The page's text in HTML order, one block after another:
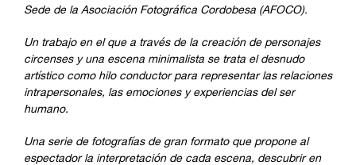
Sede de la Asociación Fotográfica Cordobesa (AFOCO).
Un trabajo en el que a través de la creación de personajes
circenses y una escena minimalista se trata el desnudo
artístico como hilo conductor para representar las relaciones
intrapersonales, las emociones y experiencias del ser
humano.
Una serie de fotografías de gran formato que propone al
espectador la interpretación de cada escena, descubrir en